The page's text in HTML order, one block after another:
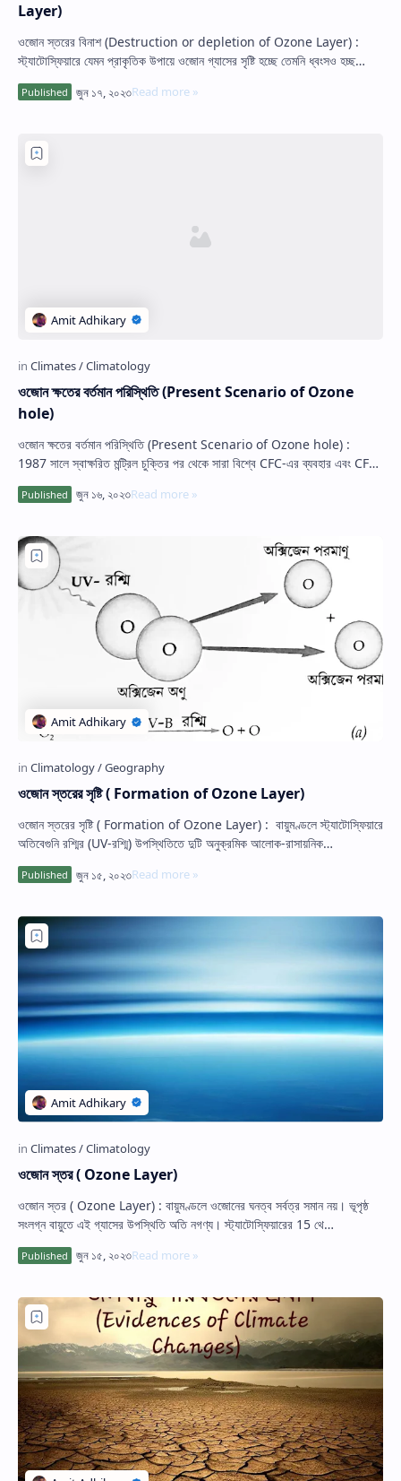
Layer)
ওজোন স্তরের বিনাশ (Destruction or depletion of Ozone Layer) :
স্ট্যাটোস্ফিয়ারে যেমন প্রাকৃতিক উপায়ে ওজোন গ্যাসের সৃষ্টি হচ্ছে তেমনি ধ্বংসও হচ্ছ…
ওজোন ক্ষতের বর্তমান পরিস্থিতি (Present Scenario of Ozone
hole)
ওজোন ক্ষতের বর্তমান পরিস্থিতি (Present Scenario of Ozone hole) :
1987 সালে স্বাক্ষরিত মন্ট্রিল চুক্তির পর থেকে সারা বিশ্বে CFC-এর ব্যবহার এবং CFC
ওজোন স্তরের সৃষ্টি ( Formation of Ozone Layer)
ওজোন স্তরের সৃষ্টি ( Formation of Ozone Layer) : বায়ুমণ্ডলে স্ট্যাটোস্ফিয়ারে
অতিবেগুনি রশ্মির (UV-রশ্মি) উপস্থিতিতে দুটি অনুক্রমিক আলোক-রাসায়নিক…
ওজোন স্তর ( Ozone Layer)
ওজোন স্তর ( Ozone Layer) : বায়ুমণ্ডলে ওজোনের ঘনত্ব সর্বত্র সমান নয়। ভূপৃষ্ঠ
সংলগ্ন বায়ুতে এই গ্যাসের উপস্থিতি অতি নগণ্য। স্ট্যাটোস্ফিয়ারের 15 থে…